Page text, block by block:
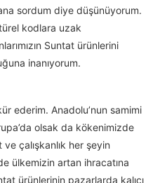
sordum diye düşünüyorum.
kodlara uzak
Suntat ürünlerini
inanıyorum.
ederim. Anadolu’nun samimi
olsak da kökenimizde
çalışkanlık her şeyin
ülkemizin artan ihracatına
ürünlerinin pazarlarda kalıcı